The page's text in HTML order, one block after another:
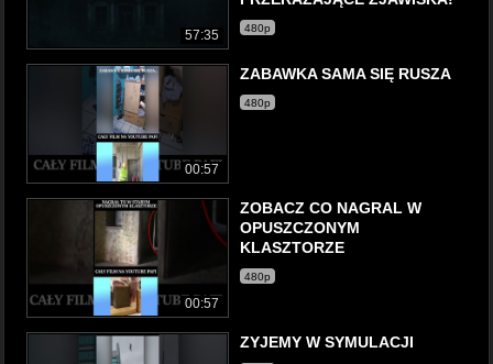
57:35 480p
00:57
ZABAWKA SAMA SIĘ RUSZA
480p
00:57
ZOBACZ CO NAGRAL W
OPUSZCZONYM
KLASZTORZE
480p
ZYJEMY W SYMULACJI